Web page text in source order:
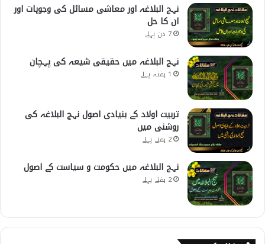
نہج البلاغہ اور معاشی مسائل کی وجوہات اور
ان کا حل
7 دن پہلے
نہج البلاغہ میں حقیقی شیعہ کی پہچان
1 ہفتہ پہلے
تربیت اولاد کے بنیادی اصول نہج البلاغہ کی
روشنی میں
2 ہفتے پہلے
نہج البلاغہ میں حکومت و سیاست کے اصول
2 ہفتے پہلے